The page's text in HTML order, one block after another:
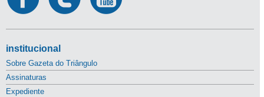
institucional
Sobre Gazeta do Triângulo
Assinaturas
Expediente